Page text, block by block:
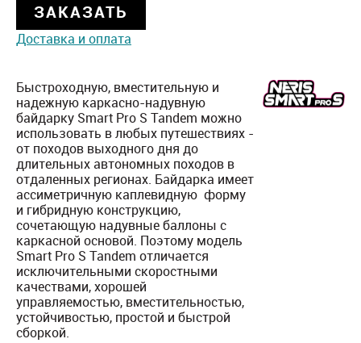
ЗАКАЗАТЬ
Доставка и оплата
Быстроходную, вместительную и
надежную каркасно-надувную
байдарку Smart Pro S Tandem можно
использовать в любых путешествиях -
от походов выходного дня до
длительных автономных походов в
отдаленных регионах. Байдарка имеет
ассиметричную каплевидную форму
и гибридную конструкцию,
сочетающую надувные баллоны с
каркасной основой. Поэтому модель
Smart Pro S Tandem отличается
исключительными скоростными
качествами, хорошей
управляемостью, вместительностью,
устойчивостью, простой и быстрой
сборкой.